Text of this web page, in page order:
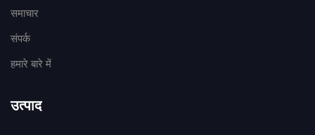
समाचार
संपर्क
हमारे बारे में
उत्पाद